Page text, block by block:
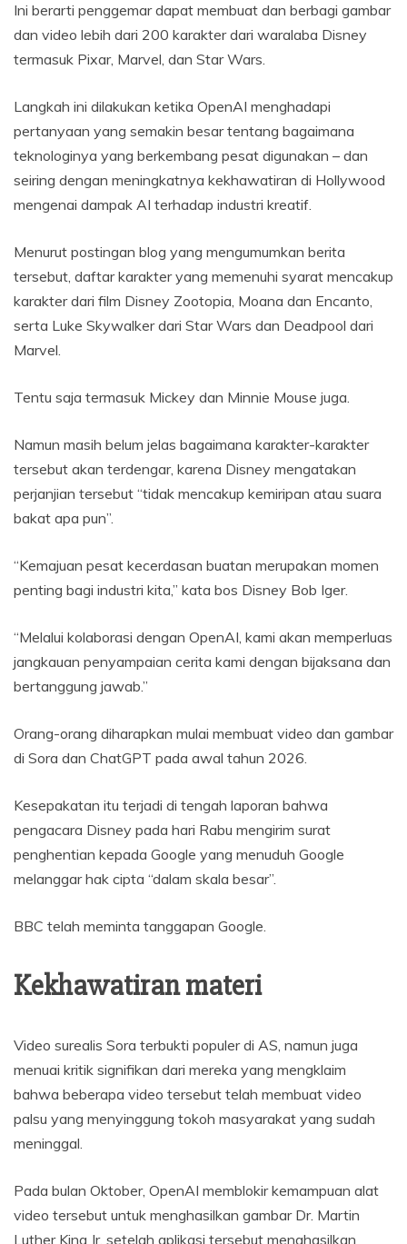
Ini berarti penggemar dapat membuat dan berbagi gambar
dan video lebih dari 200 karakter dari waralaba Disney
termasuk Pixar, Marvel, dan Star Wars.
Langkah ini dilakukan ketika OpenAI menghadapi
pertanyaan yang semakin besar tentang bagaimana
teknologinya yang berkembang pesat digunakan – dan
seiring dengan meningkatnya kekhawatiran di Hollywood
mengenai dampak AI terhadap industri kreatif.
Menurut postingan blog yang mengumumkan berita
tersebut, daftar karakter yang memenuhi syarat mencakup
karakter dari film Disney Zootopia, Moana dan Encanto,
serta Luke Skywalker dari Star Wars dan Deadpool dari
Marvel.
Tentu saja termasuk Mickey dan Minnie Mouse juga.
Namun masih belum jelas bagaimana karakter-karakter
tersebut akan terdengar, karena Disney mengatakan
perjanjian tersebut “tidak mencakup kemiripan atau suara
bakat apa pun”.
“Kemajuan pesat kecerdasan buatan merupakan momen
penting bagi industri kita,” kata bos Disney Bob Iger.
“Melalui kolaborasi dengan OpenAI, kami akan memperluas
jangkauan penyampaian cerita kami dengan bijaksana dan
bertanggung jawab.”
Orang-orang diharapkan mulai membuat video dan gambar
di Sora dan ChatGPT pada awal tahun 2026.
Kesepakatan itu terjadi di tengah laporan bahwa
pengacara Disney pada hari Rabu mengirim surat
penghentian kepada Google yang menuduh Google
melanggar hak cipta “dalam skala besar”.
BBC telah meminta tanggapan Google.
Kekhawatiran materi
Video surealis Sora terbukti populer di AS, namun juga
menuai kritik signifikan dari mereka yang mengklaim
bahwa beberapa video tersebut telah membuat video
palsu yang menyinggung tokoh masyarakat yang sudah
meninggal.
Pada bulan Oktober, OpenAI memblokir kemampuan alat
video tersebut untuk menghasilkan gambar Dr. Martin
Luther King Jr. setelah aplikasi tersebut menghasilkan